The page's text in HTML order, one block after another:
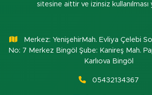
sitesine aittir ve izinsiz kullanılması
Merkez: YenişehirMah. Evliya Çelebi
No: 7 Merkez Bingöl Şube: Kanireş Mah.
Karlıova Bingöl
05432134367